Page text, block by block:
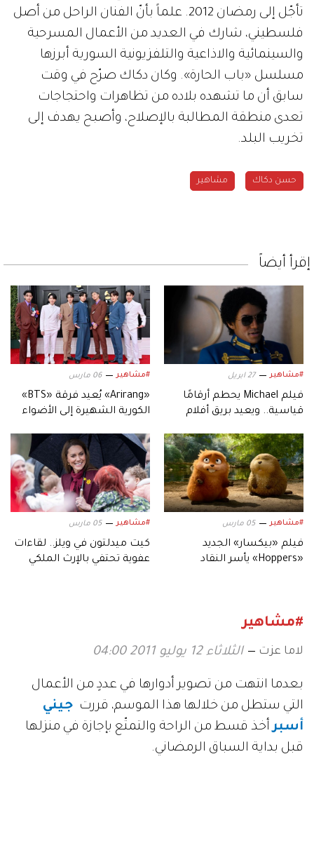
تأجّل إلى رمضان 2012. علماً بأنّ الفنان الراحل من أصل
فلسطيني، شارك في العديد من الأعمال المسرحية
والسينمائية والاذاعية والتلفزيونية السورية أبرزها
مسلسل «باب الحارة». وكان دكاك صرّح في وقت
سابق أن ما تشهده بلاده من تظاهرات واحتجاجات
تعدى منطقة المطالبة بالإصلاح، وأصبح يهدف إلى
تخريب البلد.
حسن دكاك مشاهير
إقرأ أيضاً
#مشاهير 27 ابريل
فيلم Michael يحطم أرقامًا
قياسية.. ويعيد بريق أفلام
#مشاهير 06 مارس
«Arirang» يُعيد فرقة «BTS»
الكورية الشهيرة إلى الأضواء
#مشاهير 05 مارس
فيلم «بيكسار» الجديد
«Hoppers» يأسر النقاد
#مشاهير 05 مارس
كيت ميدلتون في ويلز.. لقاءات
عفوية تحتفي بالإرث الملكي
#مشاهير
لاما عزت الثلاثاء 12 يوليو 2011 04:00
بعدما انتهت من تصوير أدوارها في عددٍ من الأعمال
التي ستطل من خلالها هذا الموسم، قررت جيني
أسبرأخذ قسط من الراحة والتمتّع بإجازة في منزلها
قبل بداية السباق الرمضاني.